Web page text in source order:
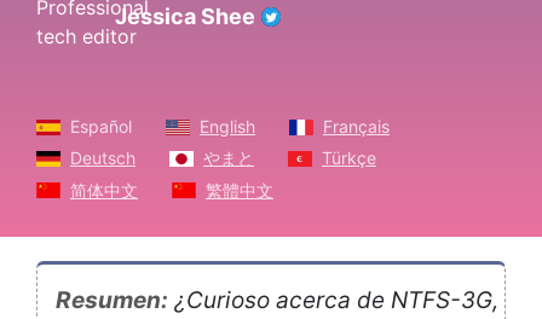
Jessica Shee
Español English
Français
Deutsch
やまと
Türkçe
简体中文
繁體中文
Resumen: ¿Curioso acerca de NTFS-3G,